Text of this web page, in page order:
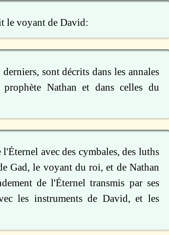
le voyant de David:
sont décrits dans les annales
Nathan et dans celles du
avec des cymbales, des luths
Gad, le voyant du roi, et de Nathan
de l'Éternel transmis par ses
les instruments de David, et les